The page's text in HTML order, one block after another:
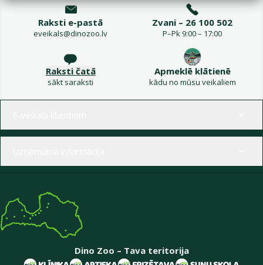
Raksti e-pastā
eveikals@dinozoo.lv
Zvani – 26 100 502
P–Pk 9:00 – 17:00
Raksti čatā
sākt saraksti
Apmeklē klātienē
kādu no mūsu veikaliem
Dino Zoo – Tava teritorija